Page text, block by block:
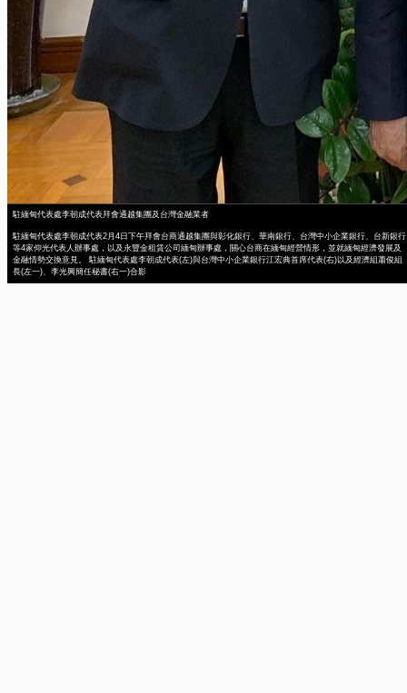
駐緬甸代表處李朝成代表拜會通越集團及台灣金融業者
駐緬甸代表處李朝成代表2月4日下午拜會台商通越集團與彰化銀行、華南銀行、台灣中小企業銀行、台新銀行
等4家仰光代表人辦事處，以及永豐金租賃公司緬甸辦事處，關心台商在緬甸經營情形，並就緬甸經濟發展及
金融情勢交換意見。 駐緬甸代表處李朝成代表(左)與台灣中小企業銀行江宏典首席代表(右)以及經濟組蕭俊組
長(左一)、李光興簡任秘書(右一)合影